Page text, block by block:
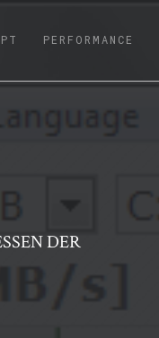
(CURRENT)
PERFORMANCE
DER